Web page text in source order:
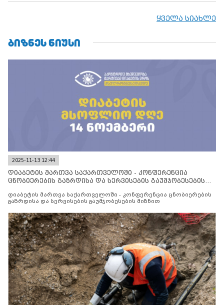
ყველა სიახლე
ᲑᲘᲖᲜᲔᲡ ᲜᲘᲣᲡᲘ
2025-11-13 12:44
დიაბეტის მართვა საქართველოში - კონფერენცია
ცნობიერების გაზრდისა და სერვისების გაუმჯობესების
დიაბეტის მართვა საქართველოში - კონფერენცია ცნობიერების
გაზრდისა და სერვისების გაუმჯობესების მიზნით